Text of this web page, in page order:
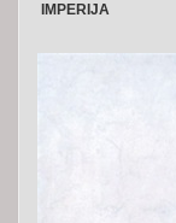
IMPERIJA